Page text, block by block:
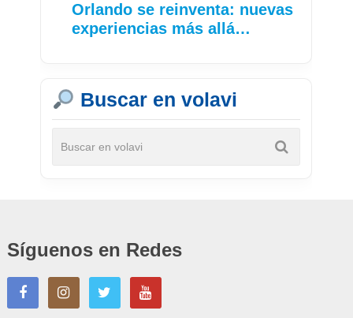
Orlando se reinventa: nuevas
experiencias más allá…
Buscar en volavi
Síguenos en Redes